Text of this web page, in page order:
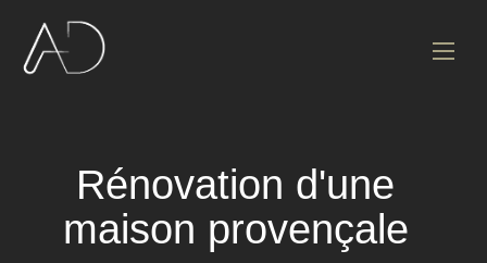
Rénovation d'une
maison provençale